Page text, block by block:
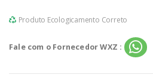
Produto Ecologicamento Correto
Fale com o Fornecedor WXZ :